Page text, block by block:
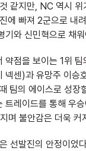
같지만, NC 역시
에 빠져 2군으로 내
와 신민혁으로 채
약점을 보이는 1위
센)과 유망주 이승
팀의 에이스로 성
트레이드를 통해 우
며 불안감은 더욱 커
선발진의 안정이었